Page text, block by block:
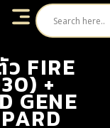
FIRE
+
GENE